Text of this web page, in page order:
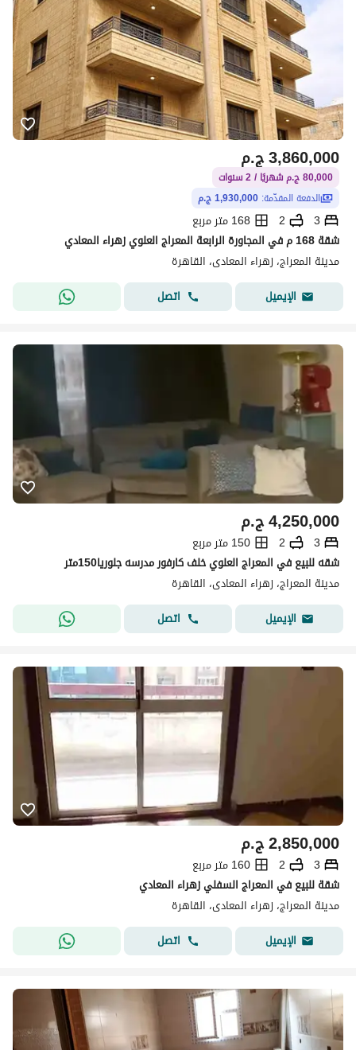
ج.م3,860,000
80,000 ج.م شهريًا / 2 سنوات
الدفعة المقدّمة: 1,930,000 ج.م
3
2
168 متر مربع
شقة 168 م في المجاورة الرابعة المعراج العلوي زهراء المعادي
مدينة المعراج، زهراء المعادى، القاهرة
الإيميل
اتصل
ج.م4,250,000
3
2
150 متر مربع
شقه للبيع في المعراج العلوي خلف كارفور مدرسه جلوريا150متر
مدينة المعراج، زهراء المعادى، القاهرة
الإيميل
اتصل
ج.م2,850,000
3
2
160 متر مربع
شقة للبيع في المعراج السفلي زهراء المعادي
مدينة المعراج، زهراء المعادى، القاهرة
الإيميل
اتصل